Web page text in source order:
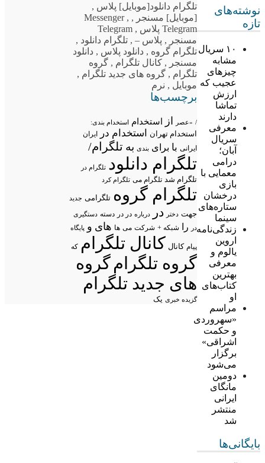
نوشته‌های
تازه
۱۰ سریال
مشابه
چیزهای
عجیب که
ارزش
تماشا
دارند
معرفی
سریال
آبان؛
درامی
معمایی با
بازی
درخشان
ستاره‌های
سینما
زندگی‌نامه
اروین
یالوم و
معرفی
بهترین
کتاب‌های
او
مراسم
«سهروردی
و حکمت
اشراقی»
برگزار
می‌شود
دومین
مانگای
ایرانی
منتشر
شد
بایگانی‌ها
تلگرام دانلود[موبایل] پلاس ,
[موبایل] مسنجر ,
Messenger,
Telegram پلاس
,
Telegram
مسنجر , پلاس –, تلگرام دانلود ,
تلگرام گروه , دانلود پلاس , دانلود
مسنجر , کانال تلگرام , گروه
تلگرام , گروه های جدید تلگرام ,
موبایل , نرم
برچسب‌ها
/ «عصر از استخدام استخدام بندی:
استخدام تهران استخدام در ایران
ایرانی با برای بندی به تلگرام/
تلگرام دانلود تلگرام در
تلگرام شد تلگرام می تلگرام کرد
تلگرام گروه تلگرامی جدید
جهت دختر در درباره در در دسته دستگیری
در
را شبکه + شرکت می ها های و پایگاه
پیام کانال کانال تلگرام که
گروه تلگرامگروه
های جدید تلگرام
گزیده خبری یک